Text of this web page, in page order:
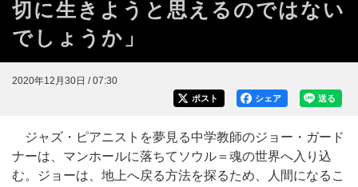
切に生きようと思えるのではない
でしょうか」
2020年12月30日 / 07:30
送る
シェア
ポスト
ジャズ・ピアニストを夢見る中学教師のジョー・ガード
ナーは、マンホールに落ちてソウル＝魂の世界へ入り込
む。ジョーは、地上へ戻る方法を探るため、人間になるこ